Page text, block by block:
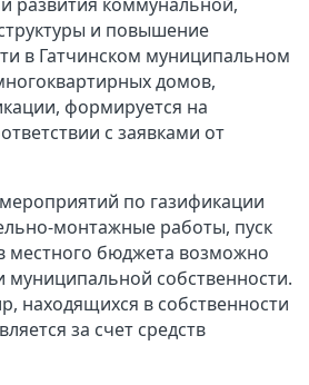
и повышение
в Гатчинском муниципальном
домов,
формируется на
с заявками от
по газификации
монтажные работы, пуск
местного бюджета возможно
собственности.
находящихся в собственности
за счет средств